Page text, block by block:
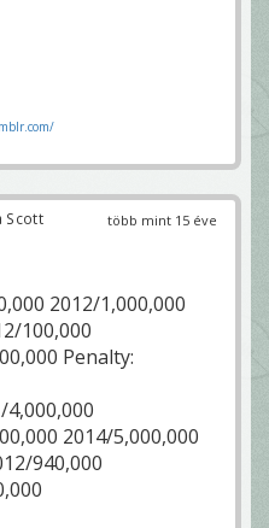
több mint 15 éve
Scott
2012/1,000,000
100,000
Penalty:
4,000,000
2014/5,000,000
940,000